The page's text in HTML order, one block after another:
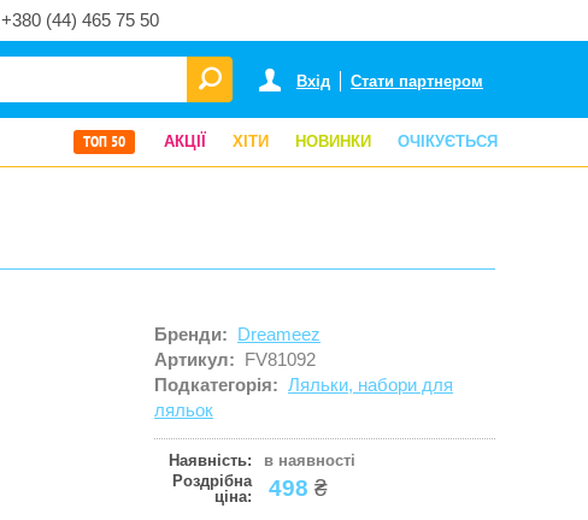
+380 (44) 465 75 50
Вхід Стати партнером
ТОП 50 АКЦІЇ ХІТИ НОВИНКИ ОЧІКУЄТЬСЯ
Бренди: Dreameez
Артикул: FV81092
Подкатегорія: Ляльки, набори для
ляльок
Наявність:
в наявності
Роздрібна
ціна:
498 ₴